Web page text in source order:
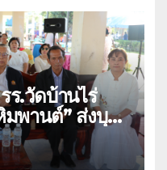
ร.วัดบ้านไร่
มพานต์” ส่งบุตร
ร้องเพลงแหล่
)